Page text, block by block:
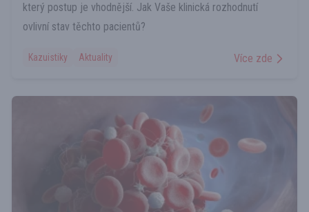
který postup je vhodnější. Jak Vaše klinická rozhodnutí
ovlivní stav těchto pacientů?
Kazuistiky Aktuality Více zde